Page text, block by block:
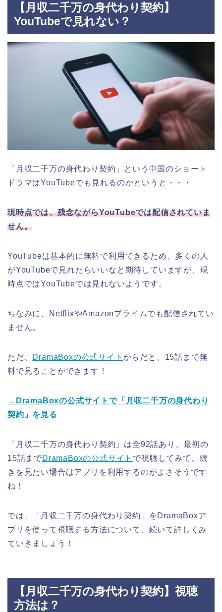
【月収二千万の身代わり契約】
YouTubeで見れない？
「月収二千万の身代わり契約」という中国のショート
ドラマはYouTubeでも見れるのかというと・・・
現時点では、残念ながらYouTubeでは配信されていま
せん。
YouTubeは基本的に無料で利用できるため、多くの人
がYouTubeで見れたらいいなと期待していますが、現
時点ではYouTubeでは見れないようです。
ちなみに、NetflixやAmazonプライムでも配信されてい
ません。
ただ、 DramaBoxの公式サイト からだと、15話まで無
料で見ることができます！
→DramaBoxの公式サイトで「月収二千万の身代わり
契約」を見る
「月収二千万の身代わり契約」は全92話あり、最初の
15話までDramaBoxの公式サイト で視聴してみて、続
きを見たい場合はアプリを利用するのがよさそうです
ね！
では、「月収二千万の身代わり契約」をDramaBoxア
プリを使って視聴する方法について、続いて詳しくみ
ていきましょう！
【月収二千万の身代わり契約】視聴
方法は？